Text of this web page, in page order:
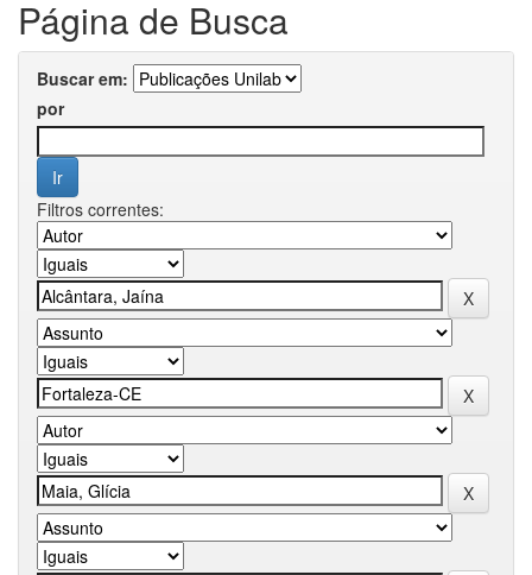
Página de Busca
Buscar em:
por
Filtros correntes: